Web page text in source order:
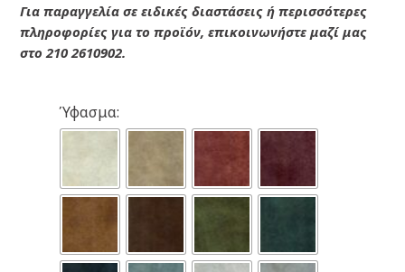
Για παραγγελία σε ειδικές διαστάσεις ή περισσότερες
πληροφορίες για το προϊόν, επικοινωνήστε μαζί μας
στο 210 2610902.
Ύφασμα: